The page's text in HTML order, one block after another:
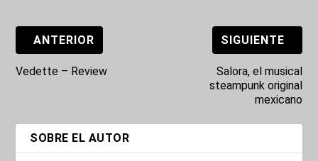
ANTERIOR
Vedette – Review
SIGUIENTE
Salora, el musical
steampunk original
mexicano
SOBRE EL AUTOR